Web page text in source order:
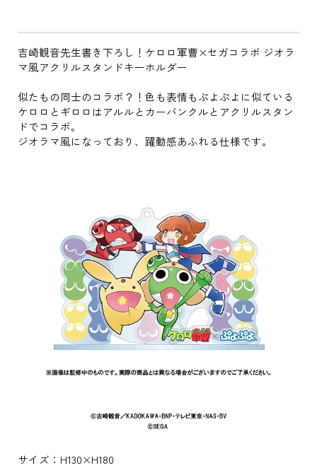
吉崎観音先生書き下ろし！ケロロ軍曹×セガコラボ ジオラ
マ風アクリルスタンドキーホルダー
似たもの同士のコラボ？！色も表情もぷよぷよに似ている
ケロロとギロロはアルルとカーバンクルとアクリルスタン
ドでコラボ。
ジオラマ風になっており、躍動感あふれる仕様です。
サイズ：H130×H180